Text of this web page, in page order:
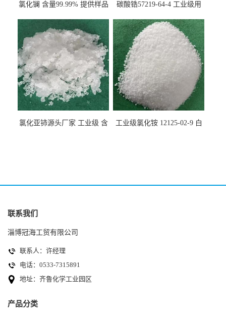
氯化镧 含量99.99% 提供样品
碳酸锆57219-64-4 工业级用
氯化亚铈源头厂家 工业级 含
工业级氯化铵 12125-02-9 白
联系我们
淄博冠海工贸有限公司
联系人：许经理
电话：0533-7315891
地址：齐鲁化学工业园区
产品分类